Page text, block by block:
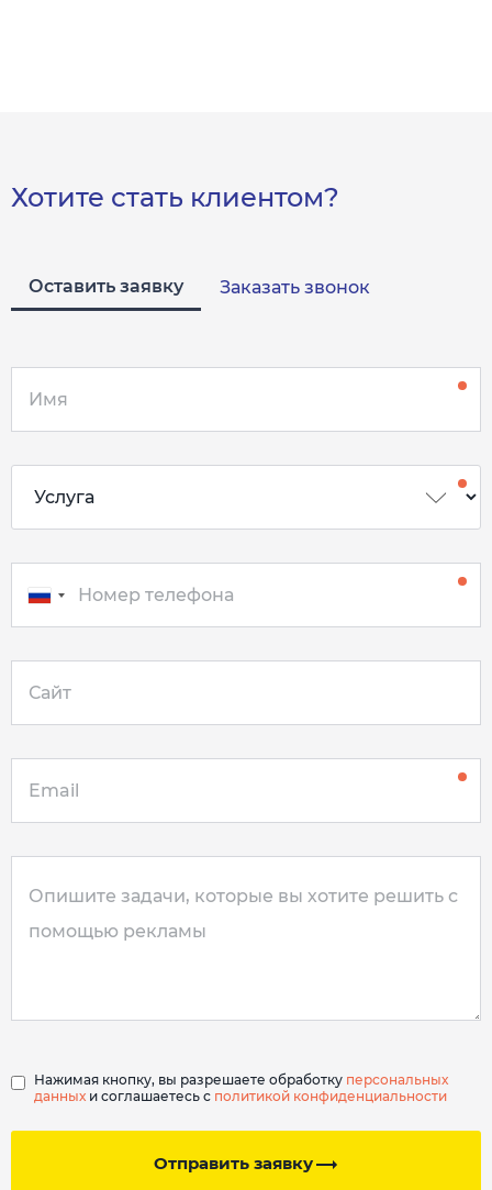
Хотите стать клиентом?
Оставить заявку Заказать звонок
Отправить заявку
Нажимая кнопку, вы разрешаете обработку персональных
данных и соглашаетесь с политикой конфиденциальности